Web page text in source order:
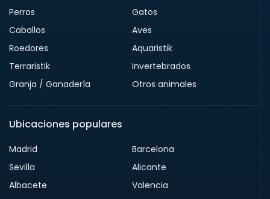
Perros
Gatos
Caballos
Aves
Roedores
Aquaristik
Terraristik
Invertebrados
Granja / Ganadería
Otros animales
Ubicaciones populares
Madrid
Barcelona
Sevilla
Alicante
Albacete
Valencia